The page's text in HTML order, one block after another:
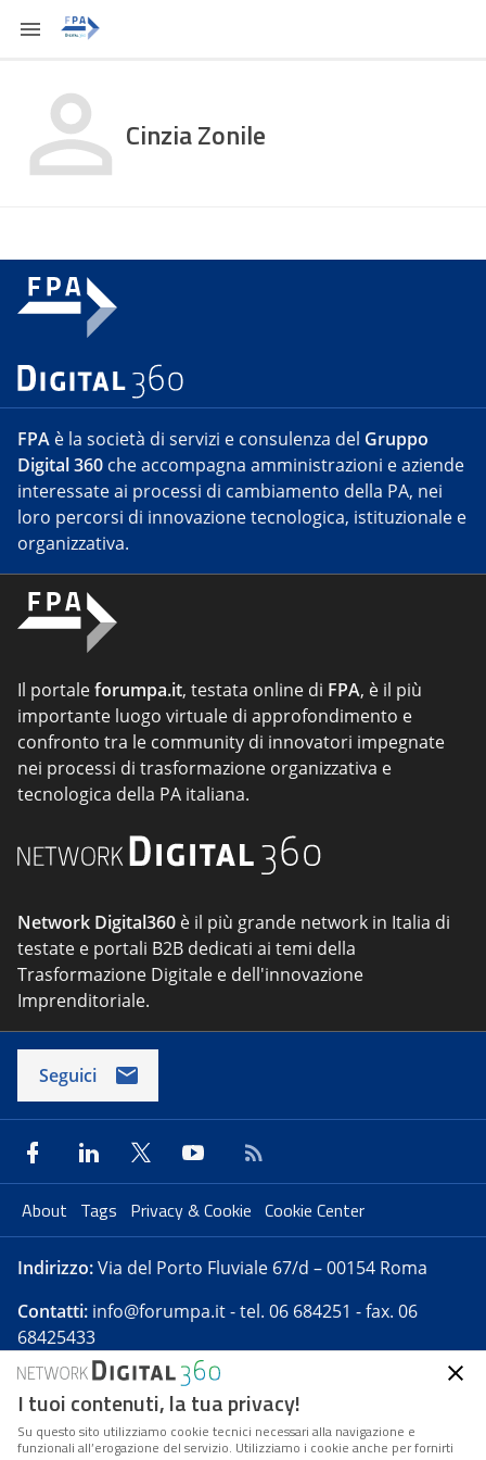
Cinzia Zonile
FPA è la società di servizi e consulenza del Gruppo
Digital 360 che accompagna amministrazioni e aziende
interessate ai processi di cambiamento della PA, nei
loro percorsi di innovazione tecnologica, istituzionale e
organizzativa.
Il portaleforumpa.it, testata online di FPA, è il più
importante luogo virtuale di approfondimento e
confronto tra le community di innovatori impegnate
nei processi di trasformazione organizzativa e
tecnologica della PA italiana.
Network Digital360 è il più grande network in Italia di
testate e portali B2B dedicati ai temi della
Trasformazione Digitale e dell'innovazione
Imprenditoriale.
Seguici
About Tags Privacy & Cookie Cookie Center
Indirizzo:Via del Porto Fluviale 67/d – 00154 Roma
Contatti: info@forumpa.it- tel. 06 684251 - fax. 06
68425433
Forumpa.itè una pubblicazione telematica iscritta
presso Registro della stampa del Tribunale di Roma -
Reg. n. 182 del 2 maggio 2008 - Direttore resp. Michela
I tuoi contenuti, la tua privacy!
Su questo sito utilizziamo cookie tecnici necessari alla navigazione e
funzionali all’erogazione del servizio. Utilizziamo i cookie anche per fornirti